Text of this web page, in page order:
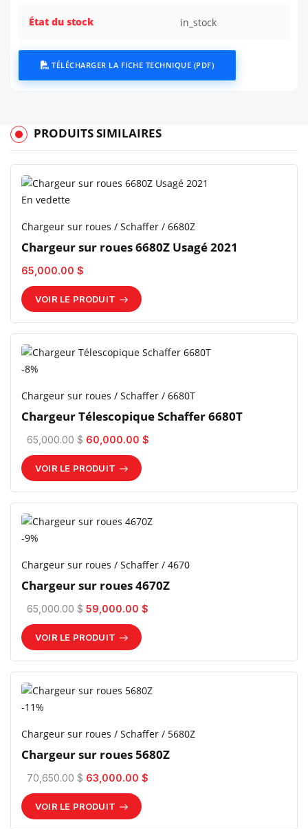
État du stock in_stock
TÉLÉCHARGER LA FICHE TECHNIQUE (PDF)
PRODUITS SIMILAIRES
En vedette
Chargeur sur roues / Schaffer / 6680Z
Chargeur sur roues 6680Z Usagé 2021
65,000.00 $
VOIR LE PRODUIT
-8%
Chargeur sur roues / Schaffer / 6680T
Chargeur Télescopique Schaffer 6680T
65,000.00 $ 60,000.00 $
VOIR LE PRODUIT
-9%
Chargeur sur roues / Schaffer / 4670
Chargeur sur roues 4670Z
65,000.00 $ 59,000.00 $
VOIR LE PRODUIT
-11%
Chargeur sur roues / Schaffer / 5680Z
Chargeur sur roues 5680Z
70,650.00 $ 63,000.00 $
VOIR LE PRODUIT